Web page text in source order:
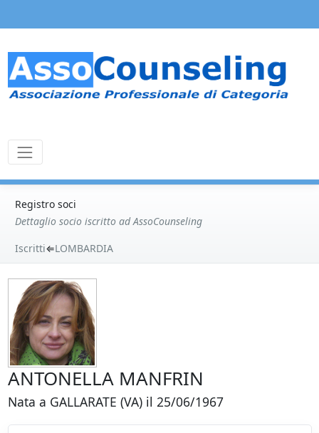
Registro soci
Dettaglio socio iscritto ad AssoCounseling
Iscritti⇐LOMBARDIA
ANTONELLA MANFRIN
Nata a GALLARATE (VA) il 25/06/1967